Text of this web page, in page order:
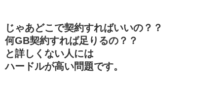
じゃあどこで契約すればいいの？？
何GB契約すれば足りるの？？
と詳しくない人には
ハードルが高い問題です。